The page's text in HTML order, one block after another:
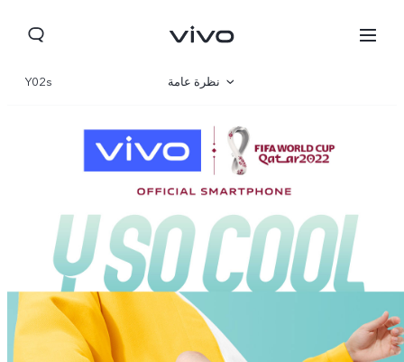
Y02s نظرة عامة
المعرض
المواصفات